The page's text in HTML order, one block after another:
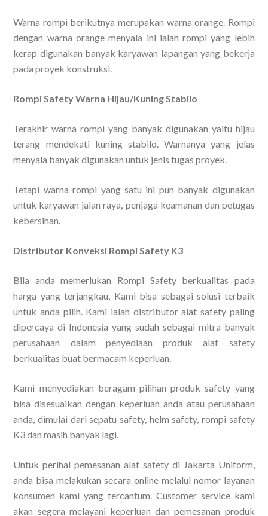
Warna rompi berikutnya merupakan warna orange. Rompi
dengan warna orange menyala ini ialah rompi yang lebih
kerap digunakan banyak karyawan lapangan yang bekerja
pada proyek konstruksi.
Rompi Safety Warna Hijau/Kuning Stabilo
Terakhir warna rompi yang banyak digunakan yaitu hijau
terang mendekati kuning stabilo. Warnanya yang jelas
menyala banyak digunakan untuk jenis tugas proyek.
Tetapi warna rompi yang satu ini pun banyak digunakan
untuk karyawan jalan raya, penjaga keamanan dan petugas
kebersihan.
Distributor Konveksi Rompi Safety K3
Bila anda memerlukan Rompi Safety berkualitas pada
harga yang terjangkau, Kami bisa sebagai solusi terbaik
untuk anda pilih. Kami ialah distributor alat safety paling
dipercaya di Indonesia yang sudah sebagai mitra banyak
perusahaan dalam penyediaan produk alat safety
berkualitas buat bermacam keperluan.
Kami menyediakan beragam pilihan produk safety yang
bisa disesuaikan dengan keperluan anda atau perusahaan
anda, dimulai dari sepatu safety, helm safety, rompi safety
K3 dan masih banyak lagi.
Untuk perihal pemesanan alat safety di Jakarta Uniform,
anda bisa melakukan secara online melalui nomor layanan
konsumen kami yang tercantum. Customer service kami
akan segera melayani keperluan dan pemesanan produk